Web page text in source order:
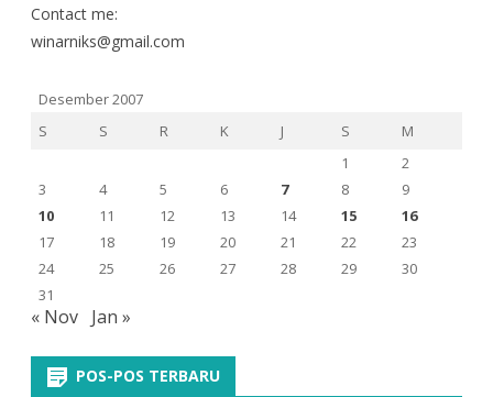
Contact me:
winarniks@gmail.com
Desember 2007
S
S R K J S
M
1
2
3
4 5 6 7 8
9
10
11 12 13 14 15
16
17
18 19 20 21 22
23
24
25 26 27 28 29
30
31
« Nov Jan »
POS-POS TERBARU